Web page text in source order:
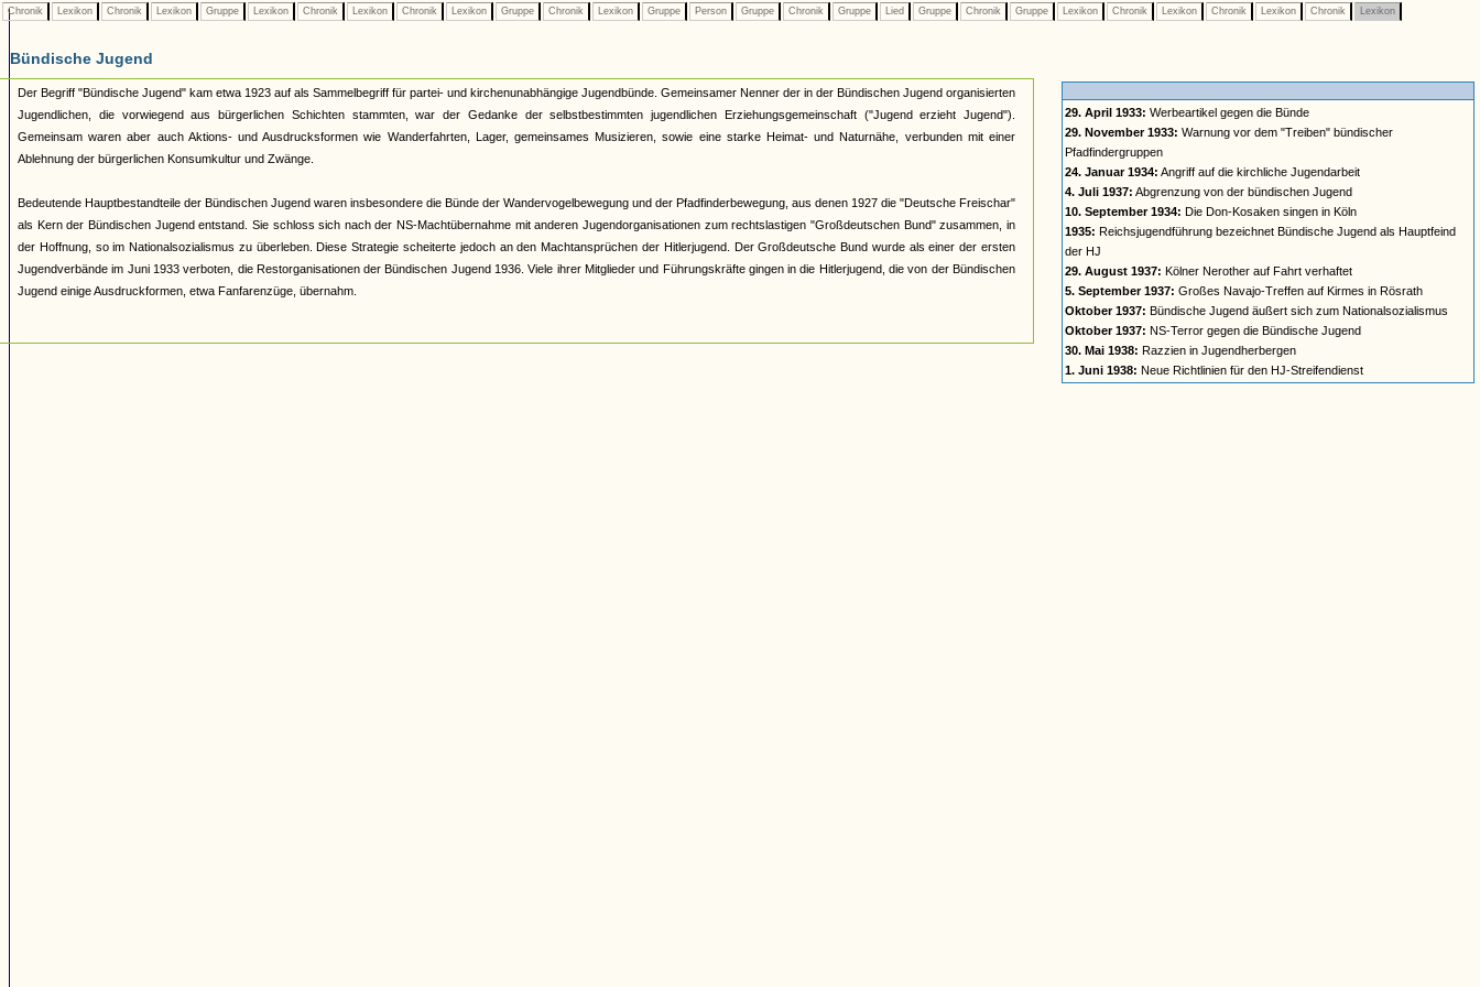
Chronik Lexikon Chronik Lexikon Gruppe Lexikon Chronik Lexikon Chronik Lexikon Gruppe Chronik Lexikon Gruppe Person Gruppe Chronik Gruppe Lied Gruppe Chronik Gruppe Lexikon Chronik Lexikon Chronik Lexikon Chronik Lexikon
Bündische Jugend
Der Begriff "Bündische Jugend" kam etwa 1923 auf als Sammelbegriff für partei- und kirchenunabhängige Jugendbünde. Gemeinsamer Nenner der in der Bündischen Jugend organisierten
Jugendlichen, die vorwiegend aus bürgerlichen Schichten stammten, war der Gedanke der selbstbestimmten jugendlichen Erziehungsgemeinschaft ("Jugend erzieht Jugend").
Gemeinsam waren aber auch Aktions- und Ausdrucksformen wie Wanderfahrten, Lager, gemeinsames Musizieren, sowie eine starke Heimat- und Naturnähe, verbunden mit einer
Ablehnung der bürgerlichen Konsumkultur und Zwänge.
Bedeutende Hauptbestandteile der Bündischen Jugend waren insbesondere die Bünde der Wandervogelbewegung und der Pfadfinderbewegung, aus denen 1927 die "Deutsche Freischar"
als Kern der Bündischen Jugend entstand. Sie schloss sich nach der NS-Machtübernahme mit anderen Jugendorganisationen zum rechtslastigen "Großdeutschen Bund" zusammen, in
der Hoffnung, so im Nationalsozialismus zu überleben. Diese Strategie scheiterte jedoch an den Machtansprüchen der Hitlerjugend. Der Großdeutsche Bund wurde als einer der ersten
Jugendverbände im Juni 1933 verboten, die Restorganisationen der Bündischen Jugend 1936. Viele ihrer Mitglieder und Führungskräfte gingen in die Hitlerjugend, die von der Bündischen
Jugend einige Ausdruckformen, etwa Fanfarenzüge, übernahm.
29. April 1933: Werbeartikel gegen die Bünde
29. November 1933: Warnung vor dem "Treiben" bündischer
Pfadfindergruppen
24. Januar 1934: Angriff auf die kirchliche Jugendarbeit
4. Juli 1937: Abgrenzung von der bündischen Jugend
10. September 1934: Die Don-Kosaken singen in Köln
1935: Reichsjugendführung bezeichnet Bündische Jugend als Hauptfeind
der HJ
29. August 1937: Kölner Nerother auf Fahrt verhaftet
5. September 1937: Großes Navajo-Treffen auf Kirmes in Rösrath
Oktober 1937: Bündische Jugend äußert sich zum Nationalsozialismus
Oktober 1937: NS-Terror gegen die Bündische Jugend
30. Mai 1938: Razzien in Jugendherbergen
1. Juni 1938: Neue Richtlinien für den HJ-Streifendienst